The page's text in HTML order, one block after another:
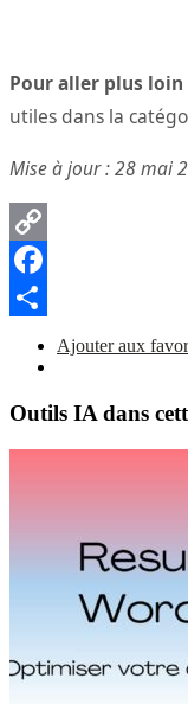
Pour aller plus loin
utiles dans la
Mise à jour : 28 mai
Copy
Link
Facebook
PartagerAjouter aux
Outils IA dans